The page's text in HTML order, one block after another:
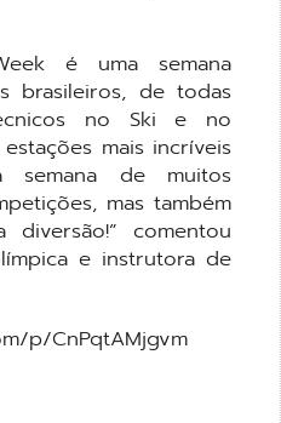
é uma semana
brasileiros, de todas
no Ski e no
mais incríveis
semana de muitos
mas também
comentou
e instrutora de
p/CnPqtAMjgvm